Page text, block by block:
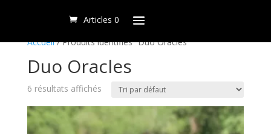
Articles 0
Accueil/ Produits identifiés “Duo Oracles”
Duo Oracles
6 résultats affichés